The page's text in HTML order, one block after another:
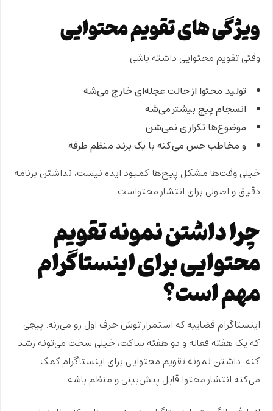
ویژگی های تقویم محتوایی
وقتیتقویم محتوایی داشته باشی
تولید محتوا از حالت عجله‌ای خارج می‌شه
انسجام پیج بیشتر می‌شه
موضوع‌ها تکراری نمی‌شن
و مخاطب حس می‌کنه با یک برند منظم طرفه
خیلی وقت‌ها مشکل پیج‌ها کمبود ایده نیست، نداشتن برنامه‌
دقیق و اصولی برای انتشار محتواست.
چرا داشتن نمونه تقویم
محتوایی برای اینستاگرام
مهم است؟
اینستاگرام فضاییه که استمرارتوش حرف اول رو می‌زنه. پیجی
که یک هفته فعاله و دو هفته ساکت، خیلی سخت می‌تونه رشد
کنه. داشتن نمونه تقویم محتوایی برای اینستاگرامکمک
می‌کنه انتشار محتوا قابل پیش‌بینی و منظم باشه.